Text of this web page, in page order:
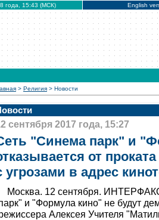
года, 15:43 (МСК) English
> Религия > Новости
сентября 2017 года, 15:27
"Синема парк" и
от
угрозами в адрес
Москва. 12 сентября.
и "Формула кино" не будут
Алексея Учителя